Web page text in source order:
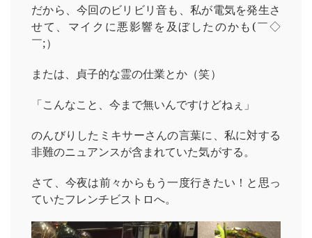
だから、今回のビリビリ音も、私が電気を発生さ
せて、マイクに悪影響を及ぼしたのかも(￣◇
￣;）
または、貞子的な霊の仕業とか（笑）
「こんなこと、今まで無いんですけどねぇ」
のんびりしたミキサーさんの言葉に、私に対する
非難のニュアンスが含まれていた気がする。
さて、今夜は前々からもう一度行きたい！と思っ
ていたフレンチビストロへ。